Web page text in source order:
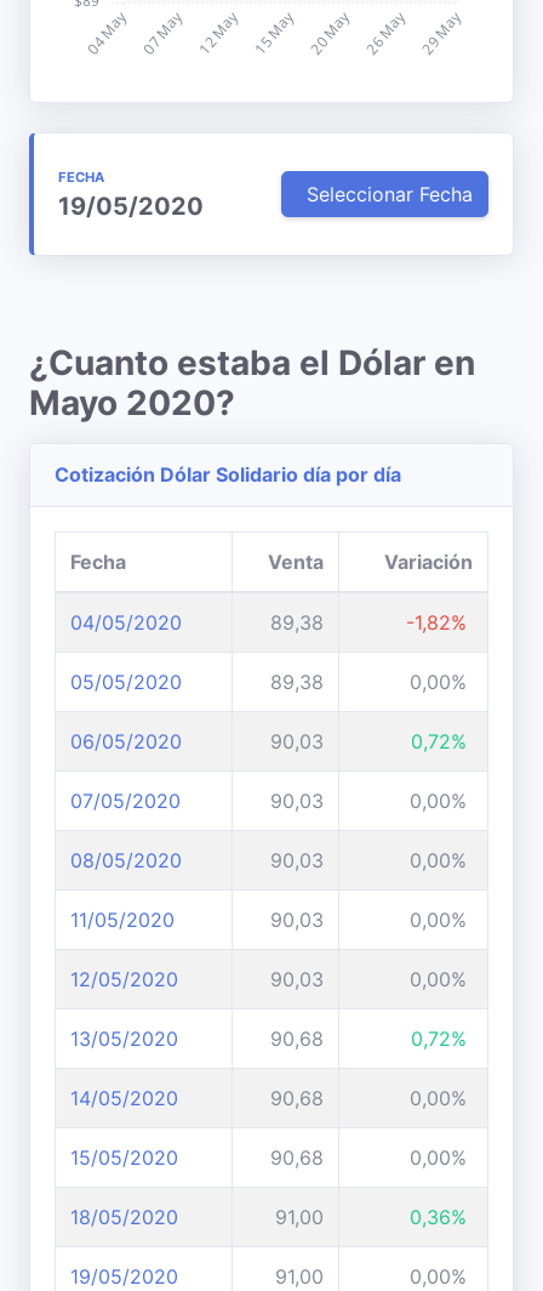
FECHA
19/05/2020 Seleccionar Fecha
¿Cuanto estaba el Dólar en
Mayo 2020?
Cotización Dólar Solidario día por día
Fecha Venta Variación
04/05/2020 89,38 -1,82%
05/05/2020 89,38 0,00%
06/05/2020 90,03 0,72%
07/05/2020 90,03 0,00%
08/05/2020 90,03 0,00%
11/05/2020 90,03 0,00%
12/05/2020 90,03 0,00%
13/05/2020 90,68 0,72%
14/05/2020 90,68 0,00%
15/05/2020 90,68 0,00%
18/05/2020 91,00 0,36%
19/05/2020 91,00 0,00%